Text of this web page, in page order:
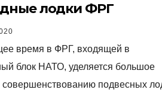
лодки ФРГ
время в ФРГ, входящей в
блок НАТО, уделяется большое
подвесных